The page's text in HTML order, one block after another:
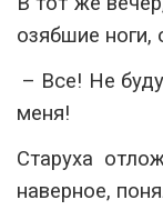
озябшие ноги,
– Все! Не
меня!
Старуха
наверное,